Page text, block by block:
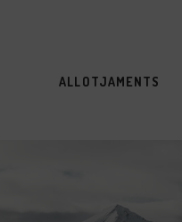
ALLOTJAMENTS